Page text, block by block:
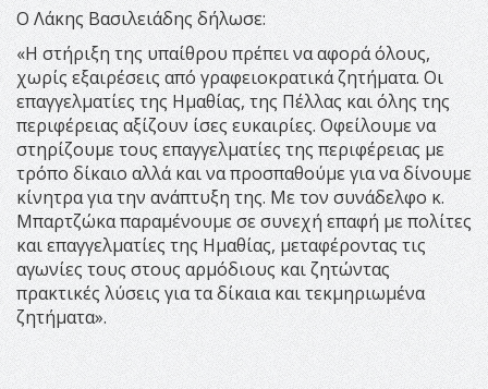
Ο Λάκης Βασιλειάδης δήλωσε:
«Η στήριξη της υπαίθρου πρέπει να αφορά όλους,
χωρίς εξαιρέσεις από γραφειοκρατικά ζητήματα. Οι
επαγγελματίες της Ημαθίας, της Πέλλας και όλης της
περιφέρειας αξίζουν ίσες ευκαιρίες. Οφείλουμε να
στηρίζουμε τους επαγγελματίες της περιφέρειας με
τρόπο δίκαιο αλλά και να προσπαθούμε για να δίνουμε
κίνητρα για την ανάπτυξη της. Με τον συνάδελφο κ.
Μπαρτζώκα παραμένουμε σε συνεχή επαφή με πολίτες
και επαγγελματίες της Ημαθίας, μεταφέροντας τις
αγωνίες τους στους αρμόδιους και ζητώντας
πρακτικές λύσεις για τα δίκαια και τεκμηριωμένα
ζητήματα».